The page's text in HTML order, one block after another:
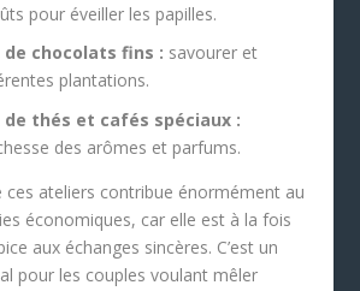
pour éveiller les papilles.
chocolats fins : savourer et
plantations.
thés et cafés spéciaux :
des arômes et parfums.
ces ateliers contribue énormément au
économiques, car elle est à la fois
aux échanges sincères. C’est un
pour les couples voulant mêler